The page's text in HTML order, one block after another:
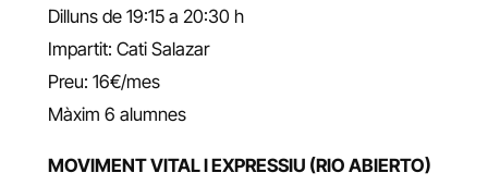
Dilluns de 19:15 a 20:30 h
Impartit: Cati Salazar
Preu: 16€/mes
Màxim 6 alumnes
MOVIMENT VITAL I EXPRESSIU (RIO ABIERTO)